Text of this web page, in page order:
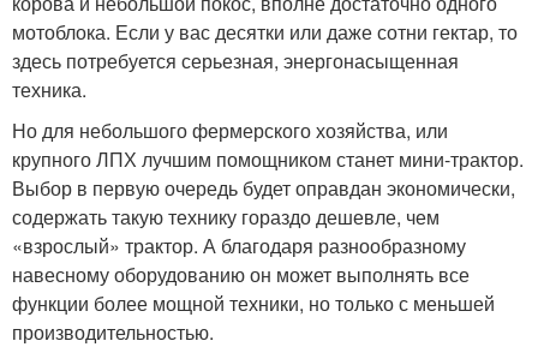
мотоблока. Если у вас десятки или даже сотни гектар, то
здесь потребуется серьезная, энергонасыщенная
техника.
Но для небольшого фермерского хозяйства, или
крупного ЛПХ лучшим помощником станет мини-трактор.
Выбор в первую очередь будет оправдан экономически,
содержать такую технику гораздо дешевле, чем
«взрослый» трактор. А благодаря разнообразному
навесному оборудованию он может выполнять все
функции более мощной техники, но только с меньшей
производительностью.